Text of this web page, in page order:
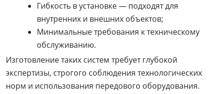
Гибкость в установке — подходят для
внутренних и внешних объектов;
Минимальные требования к техническому
обслуживанию.
Изготовление таких систем требует глубокой
экспертизы, строгого соблюдения технологических
норм и использования передового оборудования.